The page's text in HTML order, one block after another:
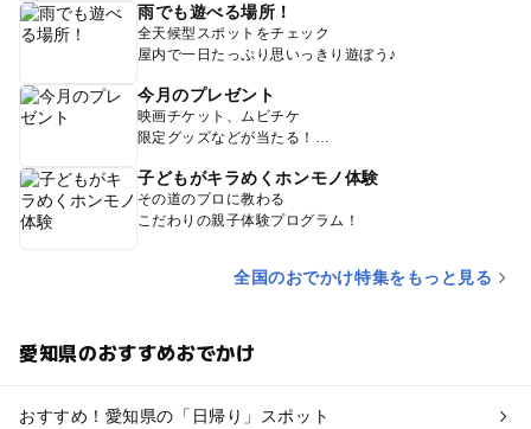
雨でも遊べる場所！
全天候型スポットをチェック
屋内で一日たっぷり思いっきり遊ぼう♪
今月のプレゼント
映画チケット、ムビチケ
限定グッズなどが当たる！
子どもがキラめくホンモノ体験
その道のプロに教わる
こだわりの親子体験プログラム！
全国のおでかけ特集をもっと見る
愛知県のおすすめおでかけ
おすすめ！愛知県の「日帰り」スポット